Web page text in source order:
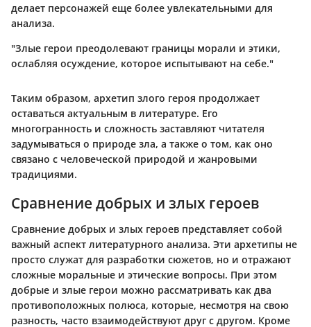
делает персонажей еще более увлекательными для
анализа.
"Злые герои преодолевают границы морали и этики,
ослабляя осуждение, которое испытывают на себе."
Таким образом, архетип злого героя продолжает
оставаться актуальным в литературе. Его
многогранность и сложность заставляют читателя
задумываться о природе зла, а также о том, как оно
связано с человеческой природой и жанровыми
традициями.
Сравнение добрых и злых героев
Сравнение добрых и злых героев представляет собой
важный аспект литературного анализа. Эти архетипы не
просто служат для разработки сюжетов, но и отражают
сложные моральные и этические вопросы. При этом
добрые и злые герои можно рассматривать как два
противоположных полюса, которые, несмотря на свою
разность, часто взаимодействуют друг с другом. Кроме